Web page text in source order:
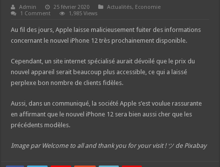
Admin 25 février 2020 Actualités, Economie
1 Comment
1,985 Views
Au fil des jours, Apple laisse malicieusement fuiter des informations
concernant le nouvel iPhone 12 très prochainement disponible.
Cependant, un site internet spécialisé aurait dévoilé que le prix du
nouvel appareil serait beaucoup plus accessible, ce qui a laissé
perplexe bon nombre de clients fidèles.
Aussi, dans un communiqué, la société Apple s’est voulue rassurante
en affirmant que le nouvel iPhone 12 sera bien aussi cher que les
précédents modèles.
Image par Welcome to all and thank you for your visit ! ツ de Pixabay